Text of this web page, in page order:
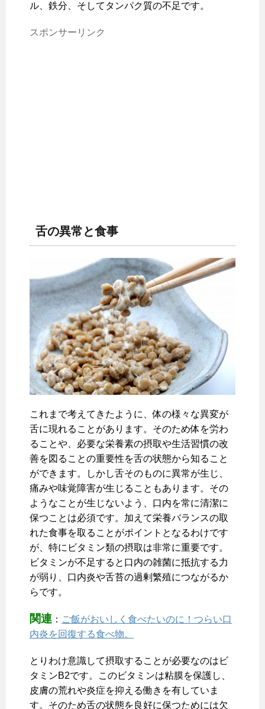
ル、鉄分、そしてタンパク質の不足です。
スポンサーリンク
舌の異常と食事
これまで考えてきたように、体の様々な異変が
舌に現れることがあります。そのため体を労わ
ることや、必要な栄養素の摂取や生活習慣の改
善を図ることの重要性を舌の状態から知ること
ができます。しかし舌そのものに異常が生じ、
痛みや味覚障害が生じることもあります。その
ようなことが生じないよう、口内を常に清潔に
保つことは必須です。加えて栄養バランスの取
れた食事を取ることがポイントとなるわけです
が、特にビタミン類の摂取は非常に重要です。
ビタミンが不足すると口内の雑菌に抵抗する力
が弱り、口内炎や舌苔の過剰繁殖につながるか
らです。
関連 ： ご飯がおいしく食べたいのに！つらい口
内炎を回復する食べ物。
とりわけ意識して摂取することが必要なのはビ
タミンB2です。このビタミンは粘膜を保護し、
皮膚の荒れや炎症を抑える働きを有していま
す。そのため舌の状態を良好に保つためには欠